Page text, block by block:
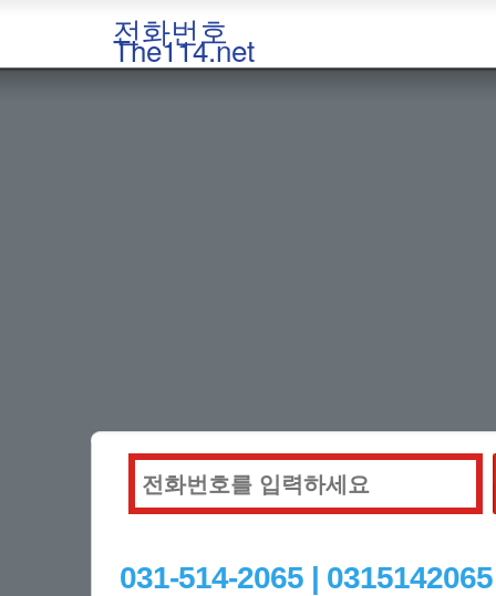
전화번호
The114.net
031-514-2065 |